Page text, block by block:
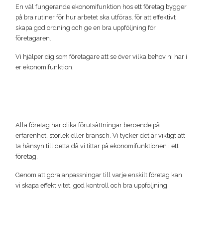
En väl fungerande ekonomifunktion hos ett företag bygger
på bra rutiner för hur arbetet ska utföras, för att effektivt
skapa god ordning och ge en bra uppföljning för
företagaren.
Vi hjälper dig som företagare att se över vilka behov ni har i
er ekonomifunktion.
Alla företag har olika förutsättningar beroende på
erfarenhet, storlek eller bransch. Vi tycker det är viktigt att
ta hänsyn till detta då vi tittar på ekonomifunktionen i ett
företag.
Genom att göra anpassningar till varje enskilt företag kan
vi skapa effektivitet, god kontroll och bra uppföljning.